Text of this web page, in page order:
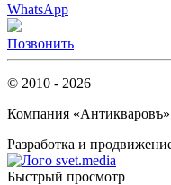
WhatsApp
Позвонить
© 2010 - 2026
Компания
Разработка и
Быстрый просмотр